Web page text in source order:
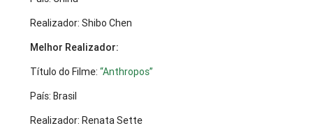
Realizador: Shibo Chen
Melhor Realizador:
Título do Filme:“Anthropos”
País: Brasil
Realizador: Renata Sette